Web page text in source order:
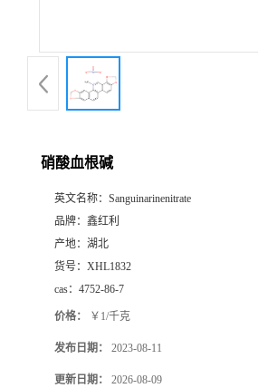
硝酸血根碱
英文名称： Sanguinarinenitrate
品牌： 鑫红利
产地： 湖北
货号： XHL1832
cas： 4752-86-7
价格： ￥1/千克
发布日期： 2023-08-11
更新日期： 2026-08-09